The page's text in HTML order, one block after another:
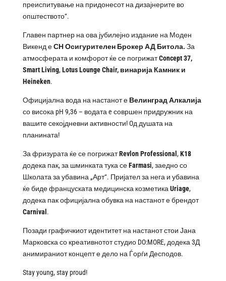
преиспитување на придонесот на дизајнерите во
општеството“.
Главен партнер на ова јубилејно издание на Моден
Викенд еСН Осигурителен Брокер АД Битола. За
атмосферата и комфорот ќе се погрижатConcept 37,
Smart Living,Lotus Lounge Chair, винарија Камник и
Heineken.
Официјална вода на настанот е Велинград Алкалија
со висока pH 9,36 – водата e совршен придружник на
вашите секојдневни активности! Oд душата на
планината!
За фризурата ќе се погрижатRevlon Professional ,K18
додека пак, за шминката тука сеFarmasi, заедно со
Школата за убавина „Арт“. Пријател за нега и убавина
ќе биде француската медицинска козметика Uriage,
додека пак официјална обувка на настанот е брендот
Carnival .
Позади графичкиот идентитет на настанот стои Јана
Марковска со креативнотот студио DO:MORE, додека 3Д
анимираниот концепт е дело на Ѓорѓи Десподов.
Stay young, stay proud!